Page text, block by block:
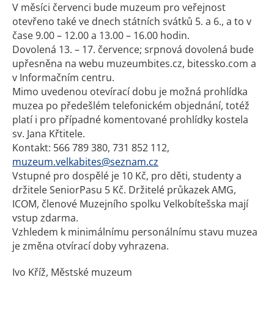
V měsíci červenci bude muzeum pro veřejnost
otevřeno také ve dnech státních svátků 5. a 6., a to v
čase 9.00 – 12.00 a 13.00 – 16.00 hodin.
Dovolená 13. – 17. července; srpnová dovolená bude
upřesněna na webu muzeumbites.cz, bitessko.com a
v Informačním centru.
Mimo uvedenou otevírací dobu je možná prohlídka
muzea po předešlém telefonickém objednání, totéž
platí i pro případné komentované prohlídky kostela
sv. Jana Křtitele.
Kontakt: 566 789 380, 731 852 112,
muzeum.velkabites@seznam.cz
Vstupné pro dospělé je 10 Kč, pro děti, studenty a
držitele SeniorPasu 5 Kč. Držitelé průkazek AMG,
ICOM, členové Muzejního spolku Velkobítešska mají
vstup zdarma.
Vzhledem k minimálnímu personálnímu stavu muzea
je změna otvírací doby vyhrazena.
Ivo Kříž, Městské muzeum